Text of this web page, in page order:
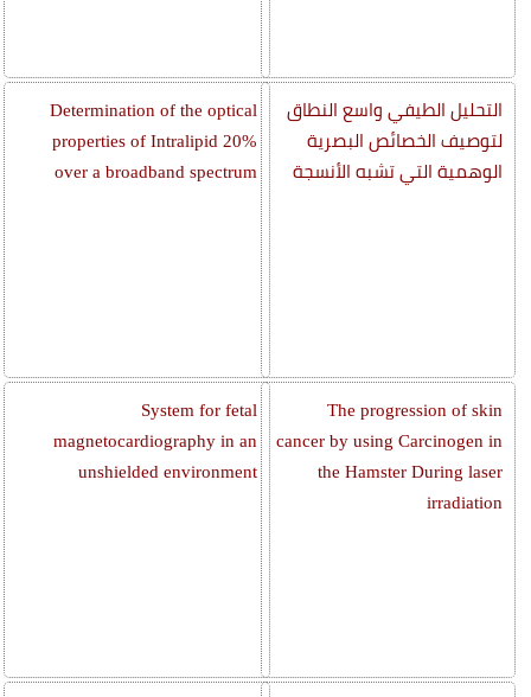
التحليل الطيفي واسع النطاق
لتوصيف الخصائص البصرية
الوهمية التي تشبه الأنسجة
The progression of skin
cancer by using Carcinogen in
the Hamster During laser
irradiation
Determination of the optical
properties of Intralipid 20%
over a broadband spectrum
System for fetal
magnetocardiography in an
unshielded environment